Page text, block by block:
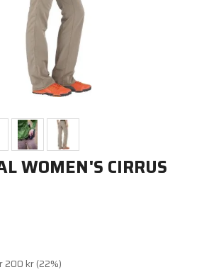
WOMEN'S CIRRUS
200 kr(22%)